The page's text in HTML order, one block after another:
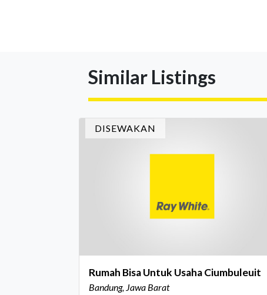
konsistensi, kepercayaan masyarakat, dan
kualitas layanan yang terus dijaga oleh seluruh
jaringan Ray White Indonesia. Top Brand
Award m
Similar Listings
DISEWAKAN
Rumah Bisa Untuk Usaha Ciumbuleuit
Bandung, Jawa Barat